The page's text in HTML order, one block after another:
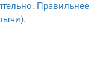
Правильнее